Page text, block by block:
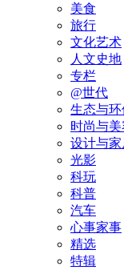
美食
旅行
文化艺术
人文史地
专栏
@世代
生态与环
时尚与美
设计与家
光影
科玩
科普
汽车
心事家事
精选
特辑